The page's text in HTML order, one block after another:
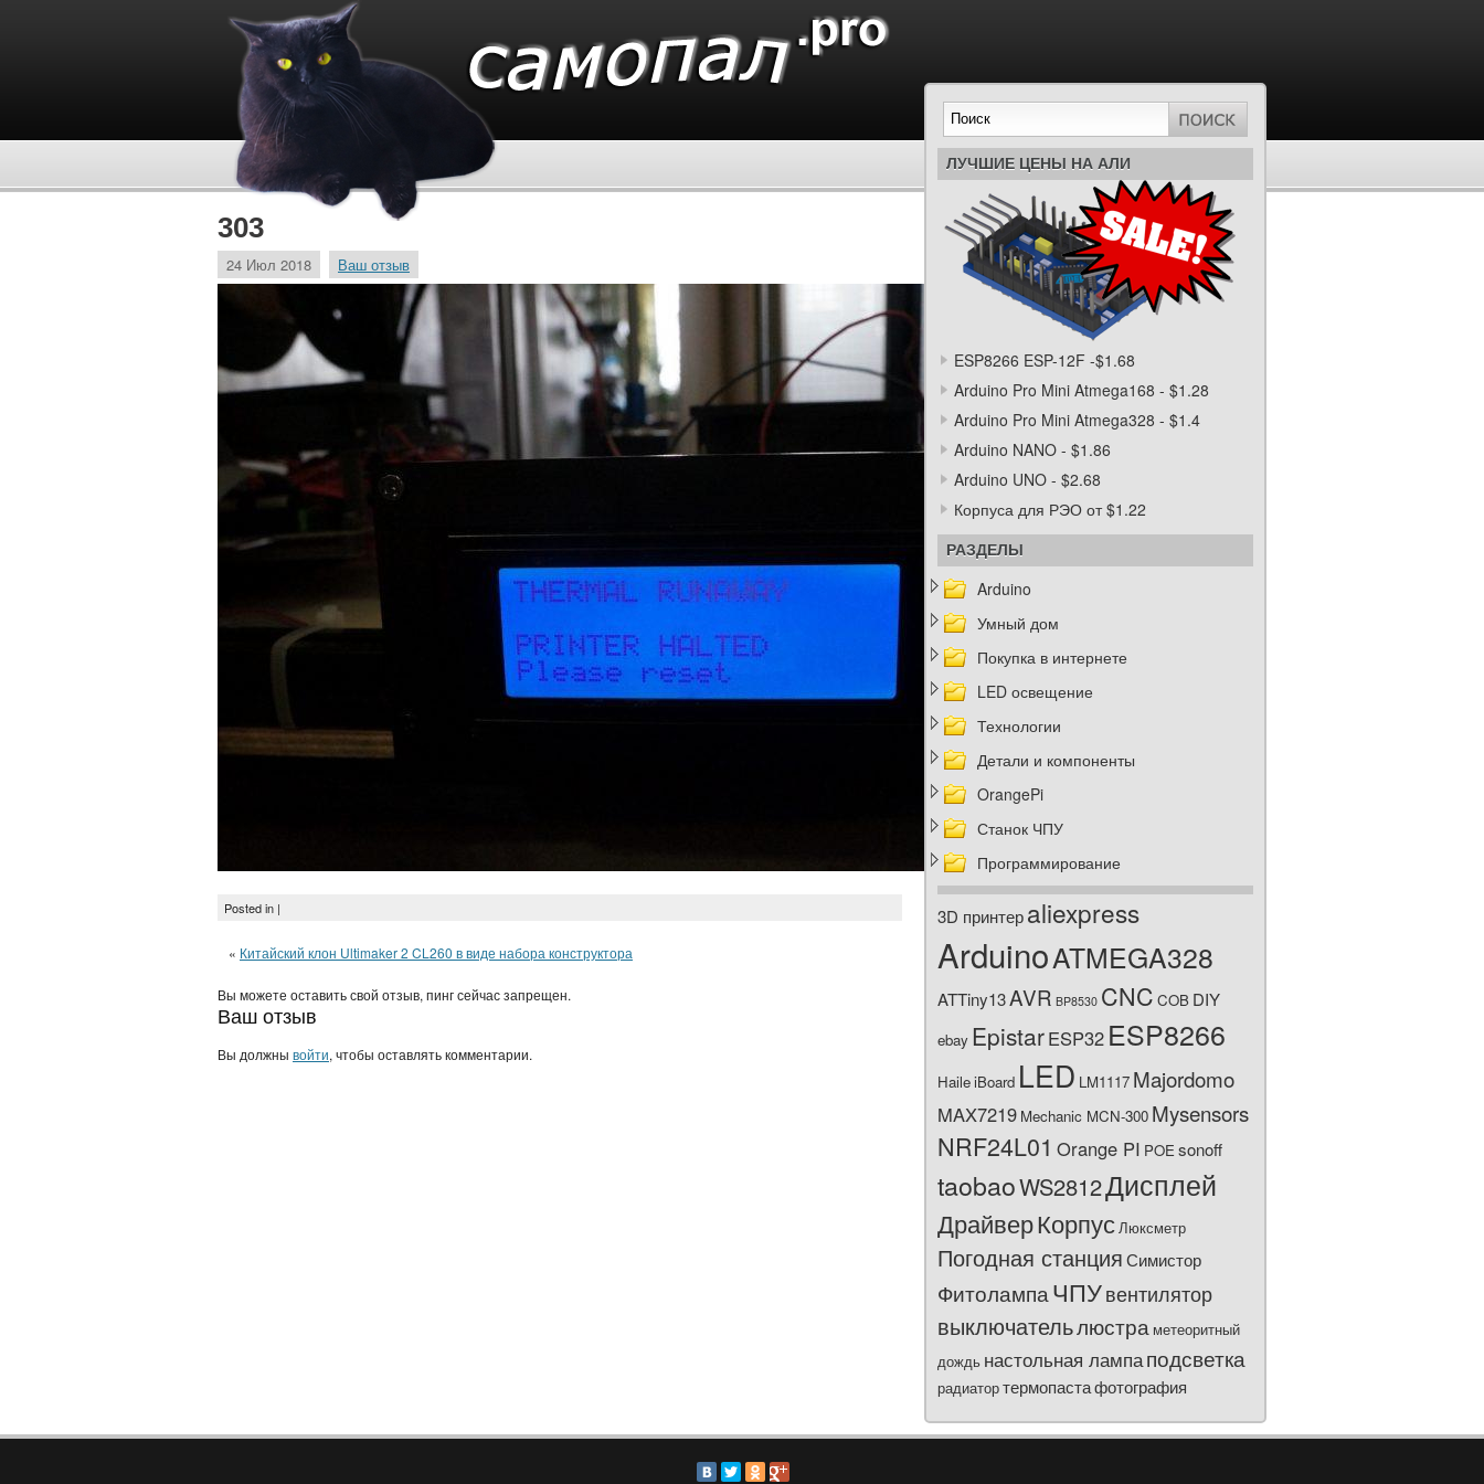
303
24 Июл 2018 Ваш отзыв
Posted in |
« Китайский клон Ultimaker 2 CL260 в виде набора конструктора
Вы можете оставить свой отзыв, пинг сейчас запрещен.
Ваш отзыв
Вы должны войти, чтобы оставлять комментарии.
ЛУЧШИЕ ЦЕНЫ НА АЛИ
ESP8266 ESP-12F -$1.68
Arduino Pro Mini Atmega168 - $1.28
Arduino Pro Mini Atmega328 - $1.4
Arduino NANO - $1.86
Arduino UNO - $2.68
Корпуса для РЭО от $1.22
РАЗДЕЛЫ
Arduino
Умный дом
Покупка в интернете
LED освещение
Технологии
Детали и компоненты
OrangePi
Станок ЧПУ
Программирование
3D принтерaliexpress
ArduinoATMEGA328
ATTiny13AVR BP8530 CNC COB DIY
ebay EpistarESP32 ESP8266
HaileiBoard LED LM1117 Majordomo
MAX7219 Mechanic MCN-300 Mysensors
NRF24L01 Orange PI POEsonoff
taobaoWS2812Дисплей
ДрайверКорпусЛюксметр
Погодная станцияСимистор
ФитолампаЧПУвентилятор
выключательлюстра метеоритный
дождь настольная лампаподсветка
радиатортермопастафотография